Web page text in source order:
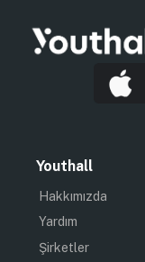
Youthall
Hakkımızda
Yardım
Şirketler